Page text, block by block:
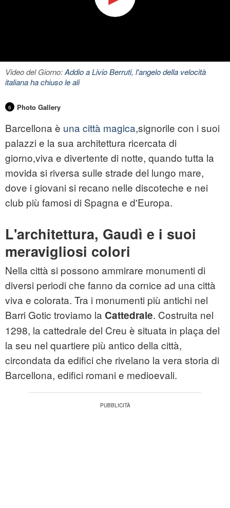
Video del Giorno:Addio a Livio Berruti, l'angelo della velocità
italiana ha chiuso le ali
6 Photo Gallery
Barcellona è una città magica,signorile con i suoi
palazzi e la sua architettura ricercata di
giorno,viva e divertente di notte, quando tutta la
movida si riversa sulle strade del lungo mare,
dove i giovani si recano nelle discoteche e nei
club più famosi di Spagna e d'Europa.
L'architettura, Gaudì e i suoi
meravigliosi colori
Nella città si possono ammirare monumenti di
diversi periodi che fanno da cornice ad una città
viva e colorata. Tra i monumenti più antichi nel
Barri Gotic troviamo la Cattedrale. Costruita nel
1298, la cattedrale del Creu è situata in plaça del
la seu nel quartiere più antico della città,
circondata da edifici che rivelano la vera storia di
Barcellona, edifici romani e medioevali.